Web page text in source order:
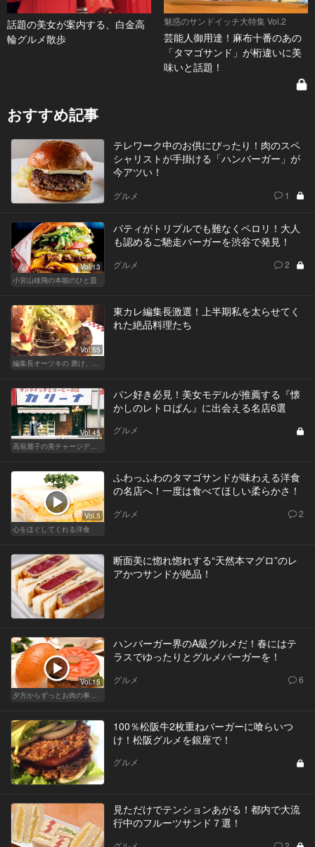
話題の美女が案内する、白金高
輪グルメ散歩
魅惑のサンドイッチ大特集 Vol.2
芸能人御用達！麻布十番のあの
「タマゴサンド」が桁違いに美
味いと話題！
おすすめ記事
テレワーク中のお供にぴったり！肉のスペ
シャリストが手掛ける「ハンバーガー」が
今アツい！
グルメ 1
Vol.13
小宮山雄飛の本能のひと皿
パティがトリプルでも難なくペロリ！大人
も認めるご馳走バーガーを渋谷で発見！
グルメ 2
Vol.55
編集長オーツキの 磨け、バカ舌！ 学べ、オトナの遊び
東カレ編集長激選！上半期私を太らせてく
れた絶品料理たち
Vol.45
高垣麗子の美チャージディナー
パン好き必見！美女モデルが推薦する『懐
かしのレトロぱん』に出会える名店6選
グルメ
Vol.5
心をほぐしてくれる洋食
ふわっふわのタマゴサンドが味わえる洋食
の名店へ！一度は食べてほしい柔らかさ！
グルメ 2
断面美に惚れ惚れする“天然本マグロ”のレ
アかつサンドが絶品！
Vol.15
夕方からずっとお肉の事を考えてる貴方へ
ハンバーガー界のA級グルメだ！春にはテ
ラスでゆったりとグルメバーガーを！
グルメ 6
100％松阪牛2枚重ねバーガーに喰らいつ
け！松阪グルメを銀座で！
グルメ
見ただけでテンションあがる！都内で大流
行中のフルーツサンド７選！